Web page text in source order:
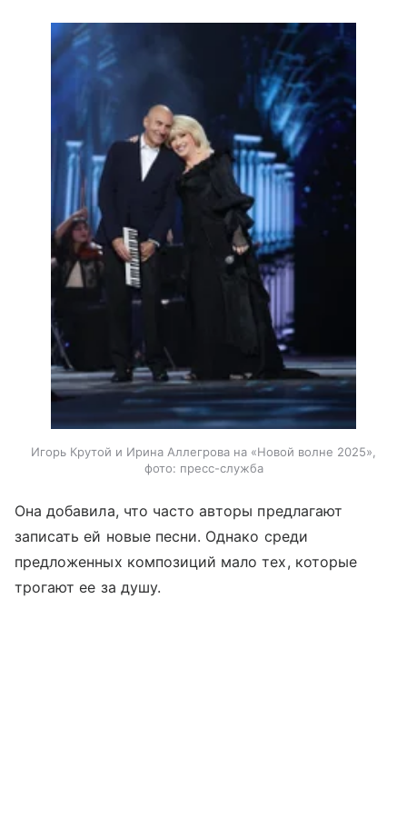
Игорь Крутой и Ирина Аллегрова на «Новой волне 2025»,
фото: пресс-служба
Она добавила, что часто авторы предлагают
записать ей новые песни. Однако среди
предложенных композиций мало тех, которые
трогают ее за душу.